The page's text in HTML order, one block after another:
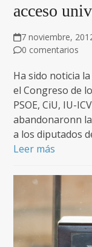
acceso
7 noviembre,
0 comentarios
Ha sido noticia
el Congreso de
PSOE, CiU, IU-
abandonaronn
a los diputados
Leer más